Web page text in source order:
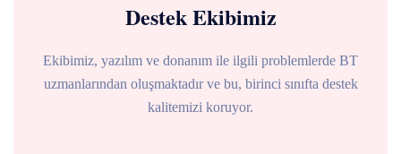
Destek Ekibimiz
Ekibimiz, yazılım ve donanım ile ilgili problemlerde BT
uzmanlarından oluşmaktadır ve bu, birinci sınıfta destek
kalitemizi koruyor.